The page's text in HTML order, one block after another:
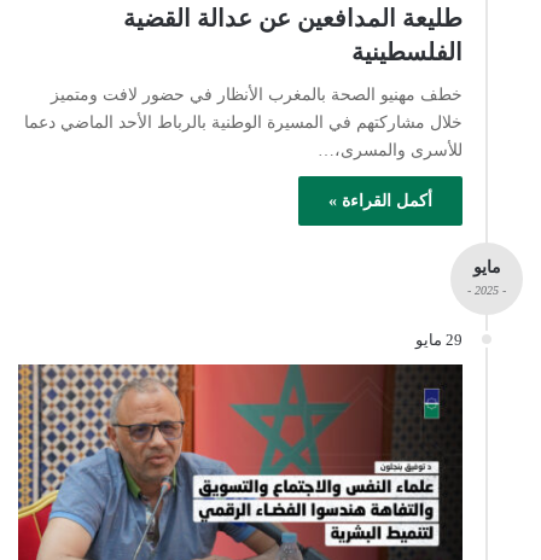
طليعة المدافعين عن عدالة القضية
الفلسطينية
خطف مهنيو الصحة بالمغرب الأنظار في حضور لافت ومتميز
خلال مشاركتهم في المسيرة الوطنية بالرباط الأحد الماضي دعما
للأسرى والمسرى،…
أكمل القراءة »
مايو
- 2025 -
29 مايو